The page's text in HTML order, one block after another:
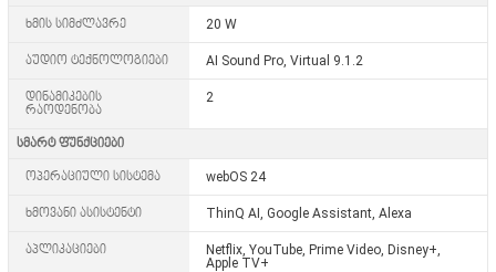
ხმის სიმძლავრე 20 W
აუდიო ტექნოლოგიები AI Sound Pro, Virtual 9.1.2
დინამიკების
რაოდენობა
2
სმარტ ფუნქციები
ოპერაციული სისტემა webOS 24
ხმოვანი ასისტენტი ThinQ AI, Google Assistant, Alexa
აპლიკაციები
Netflix, YouTube, Prime Video, Disney+,
Apple TV+